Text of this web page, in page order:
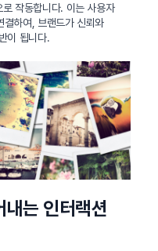
작동합니다. 이는 사용자
결하여, 브랜드가 신뢰와
이 됩니다.
는 인터랙션